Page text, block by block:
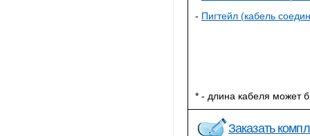
- Пигтейл (кабель
* - длина кабеля может
Заказать